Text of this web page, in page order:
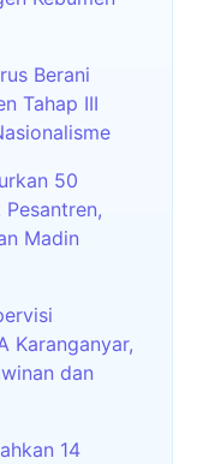
Berani
Tahap III
50
Madin
Karanganyar,
dan
14